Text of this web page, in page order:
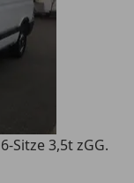
Sitze 3,5t zGG.